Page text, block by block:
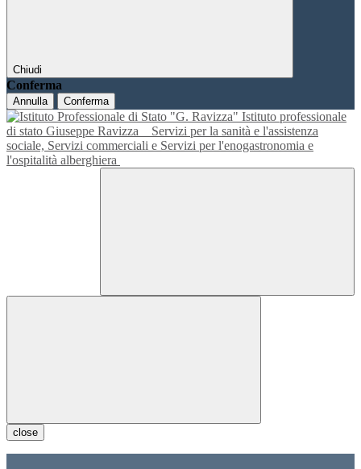
Chiudi
Conferma
Annulla Conferma
Istituto professionale
di stato Giuseppe Ravizza
Servizi per la sanità e l'assistenza
sociale, Servizi commerciali e Servizi per l'enogastronomia e
l'ospitalità alberghiera
close